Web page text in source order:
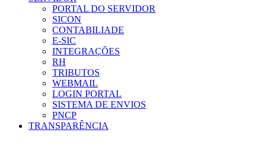
PORTAL DO SERVIDOR
SICON
CONTABILIADE
E-SIC
INTEGRAÇÕES
RH
TRIBUTOS
WEBMAIL
LOGIN PORTAL
SISTEMA DE ENVIOS
PNCP
TRANSPARÊNCIA